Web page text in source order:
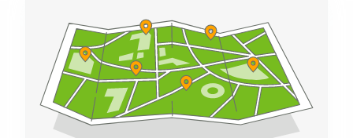
à louer en
Bruxelles
Kantoor
te huur
in Sint-
Niklaas